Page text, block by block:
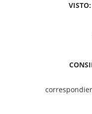
VISTO:
La
Que en